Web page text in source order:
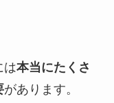
は本当にたくさ
があります。